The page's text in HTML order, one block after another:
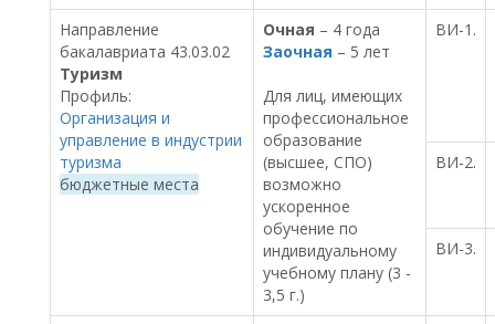
Направление
бакалавриата 43.03.02
Туризм
Профиль:
Организация и
управление в индустрии
туризма
бюджетные места
Очная – 4 года
Заочная – 5 лет
Для лиц, имеющих
профессиональное
образование
(высшее, СПО)
возможно
ускоренное
обучение по
индивидуальному
учебному плану (3 -
3,5 г.)
ВИ-1.
ВИ-2.
ВИ-3.